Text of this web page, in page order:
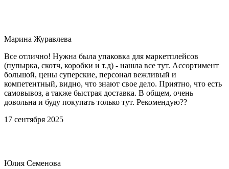
Марина Журавлева
Все отлично! Нужна была упаковка для маркетплейсов
(пупырка, скотч, коробки и т.д) - нашла все тут. Ассортимент
большой, цены суперские, персонал вежливый и
компетентный, видно, что знают свое дело. Приятно, что есть
самовывоз, а также быстрая доставка. В общем, очень
довольна и буду покупать только тут. Рекомендую??
17 сентября 2025
Юлия Семенова